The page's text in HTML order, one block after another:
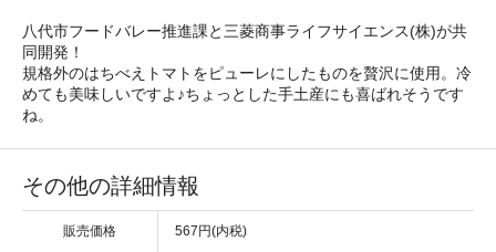
八代市フードバレー推進課と三菱商事ライフサイエンス(株)が共
同開発！
規格外のはちべえトマトをピューレにしたものを贅沢に使用。冷
めても美味しいですよ♪ちょっとした手土産にも喜ばれそうです
ね。
その他の詳細情報
販売価格 567円(内税)